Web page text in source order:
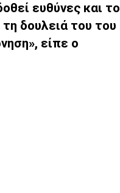
ευθύνες και το
δουλειά του του
είπε ο